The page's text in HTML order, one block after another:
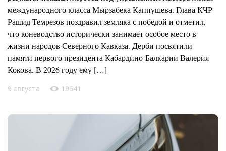
международного класса Мырзабека Каппушева. Глава КЧР
Рашид Темрезов поздравил земляка с победой и отметил,
что коневодство исторически занимает особое место в
жизни народов Северного Кавказа. Дерби посвятили
памяти первого президента Кабардино-Балкарии Валерия
Кокова. В 2026 году ему […]
9 августа 19641